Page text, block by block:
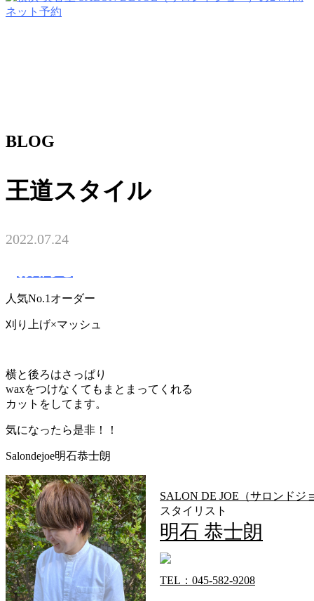
BLOG
王道スタイル
2022.07.24
人気No.1オーダー
刈り上げ×マッシュ
横と後ろはさっぱり
waxをつけなくてもまとまってくれる
カットをしてます。
気になったら是非！！
Salondejoe明石恭士朗
SALON DE JOE（サロンドジ
スタイリスト
明石 恭士朗
TEL：045-582-9208